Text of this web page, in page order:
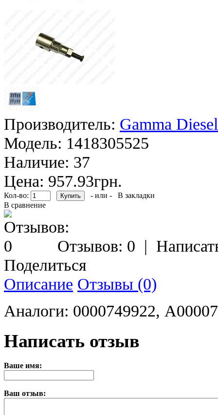
Производитель: Gamma Diesel
Модель: 1418305525
Наличие: 37
Цена: 957.93грн.
Кол-во: - или -
В закладки
В сравнение
Отзывов: 0 |
Поделиться
Описание Отзывы (0)
Аналоги: 0000749922,
Написать отзыв
Ваше имя:
Ваш отзыв: